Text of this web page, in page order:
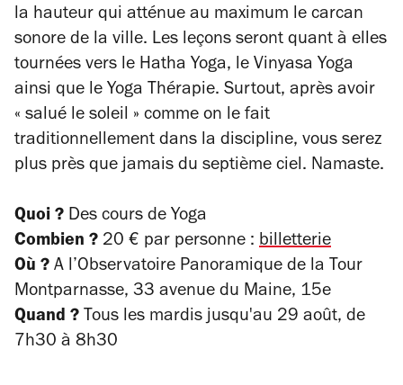
la hauteur qui atténue au maximum le carcan
sonore de la ville. Les leçons seront quant à elles
tournées vers le Hatha Yoga, le Vinyasa Yoga
ainsi que le Yoga Thérapie. Surtout, après avoir
« salué le soleil » comme on le fait
traditionnellement dans la discipline, vous serez
plus près que jamais du septième ciel. Namaste.
Quoi ? Des cours de Yoga
Combien ? 20 € par personne : billetterie
Où ? A l’Observatoire Panoramique de la Tour
Montparnasse, 33 avenue du Maine, 15e
Quand ? Tous les mardis jusqu'au 29 août, de
7h30 à 8h30